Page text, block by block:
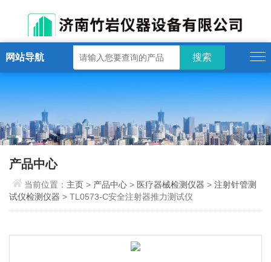
网站导航
产品中心
当前位置： 主页> 产品中心 > 医疗器械检测仪器 >注射针管测
试仪检测仪器 > TL0573-C安全注射器推力测试仪